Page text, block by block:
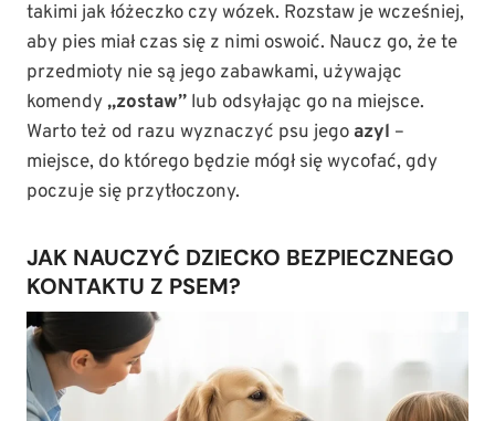
takimi jak łóżeczko czy wózek. Rozstaw je wcześniej,
aby pies miał czas się z nimi oswoić. Naucz go, że te
przedmioty nie są jego zabawkami, używając
komendy„zostaw” lub odsyłając go na miejsce.
Warto też od razu wyznaczyć psu jegoazyl –
miejsce, do którego będzie mógł się wycofać, gdy
poczuje się przytłoczony.
JAK NAUCZYĆ DZIECKO BEZPIECZNEGO
KONTAKTU Z PSEM?